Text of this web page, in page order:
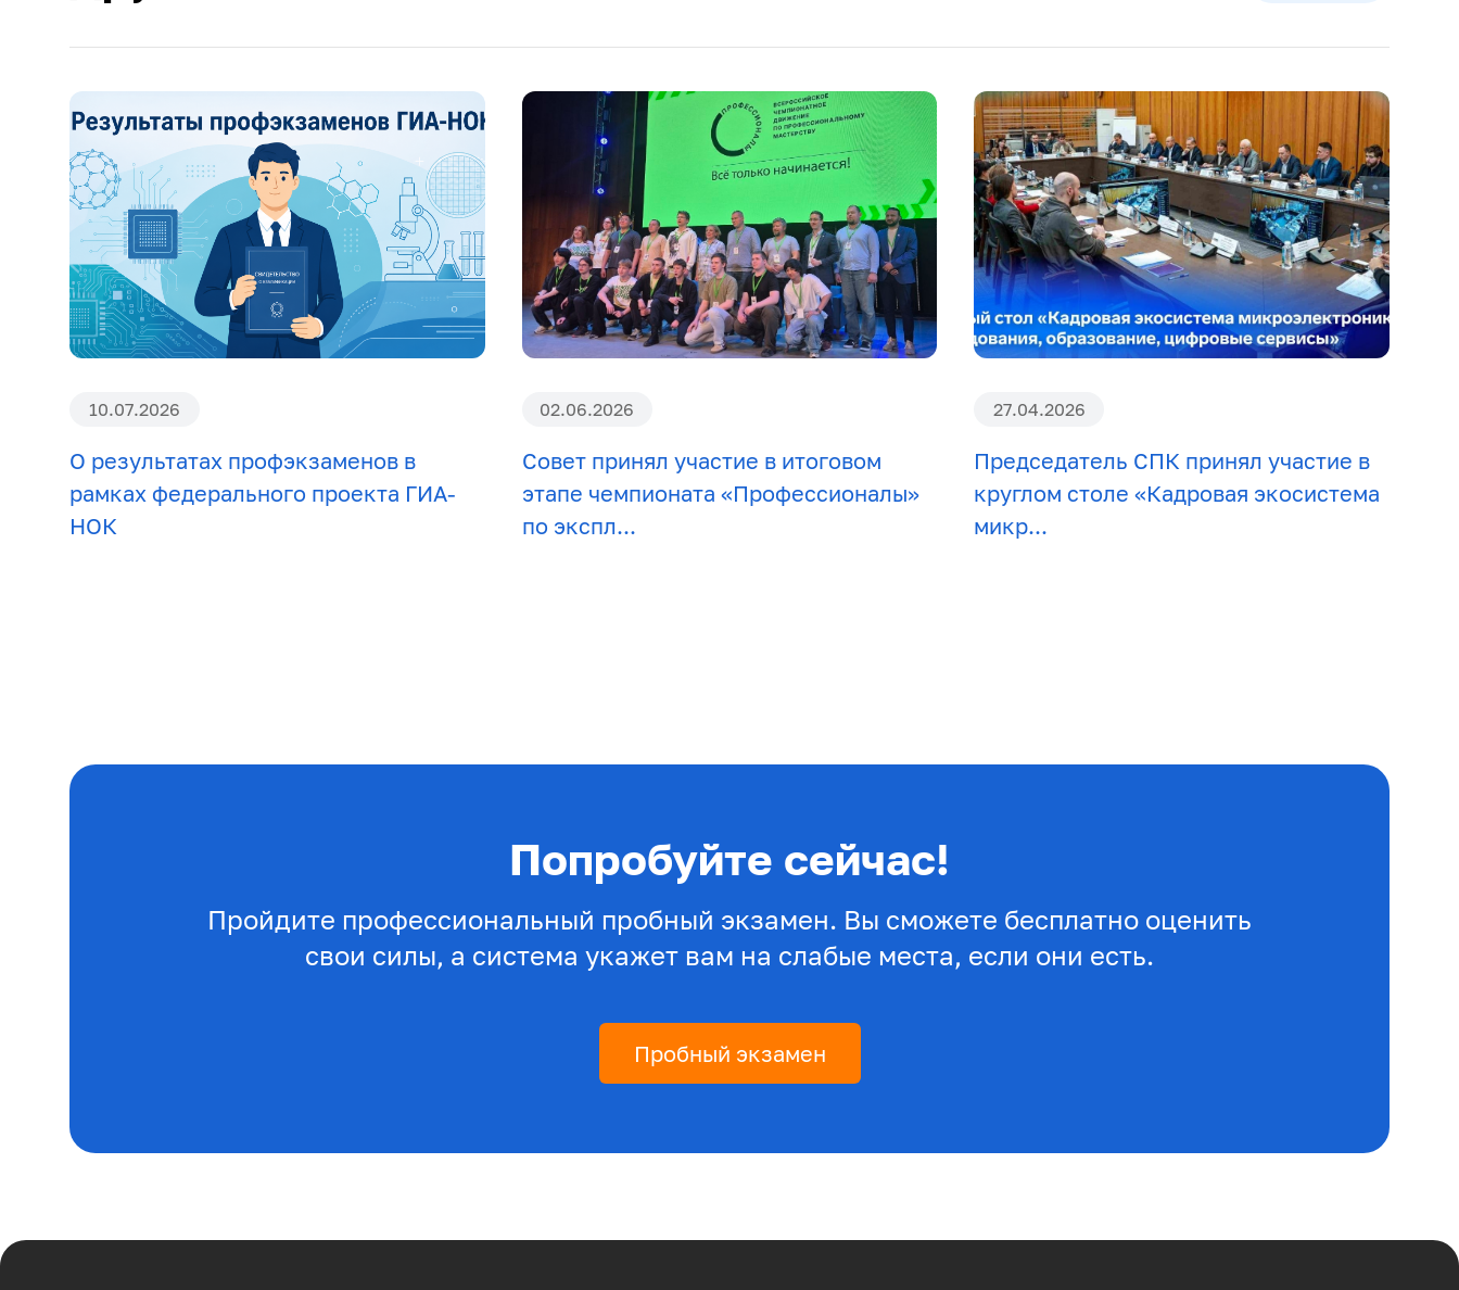
10.07.2026
О результатах профэкзаменов в
рамках федерального проекта ГИА-
НОК
02.06.2026
Совет принял участие в итоговом
этапе чемпионата «Профессионалы»
по экспл...
27.04.2026
Председатель СПК принял участие в
круглом столе «Кадровая экосистема
микр...
Попробуйте сейчас!
Пройдите профессиональный пробный экзамен. Вы сможете бесплатно оценить
свои силы, а система укажет вам на слабые места, если они есть.
Пробный экзамен